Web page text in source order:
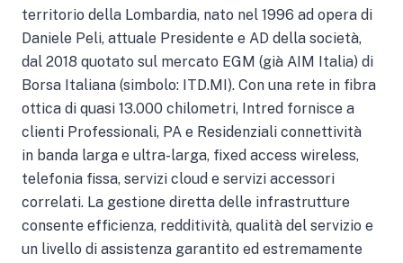
territorio della Lombardia, nato nel 1996 ad opera di
Daniele Peli, attuale Presidente e AD della società,
dal 2018 quotato sul mercato EGM (già AIM Italia) di
Borsa Italiana (simbolo: ITD.MI). Con una rete in fibra
ottica di quasi 13.000 chilometri, Intred fornisce a
clienti Professionali, PA e Residenziali connettività
in banda larga e ultra-larga, fixed access wireless,
telefonia fissa, servizi cloud e servizi accessori
correlati. La gestione diretta delle infrastrutture
consente efficienza, redditività, qualità del servizio e
un livello di assistenza garantito ed estremamente